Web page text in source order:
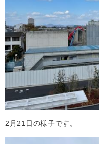
2月21日の様子です。